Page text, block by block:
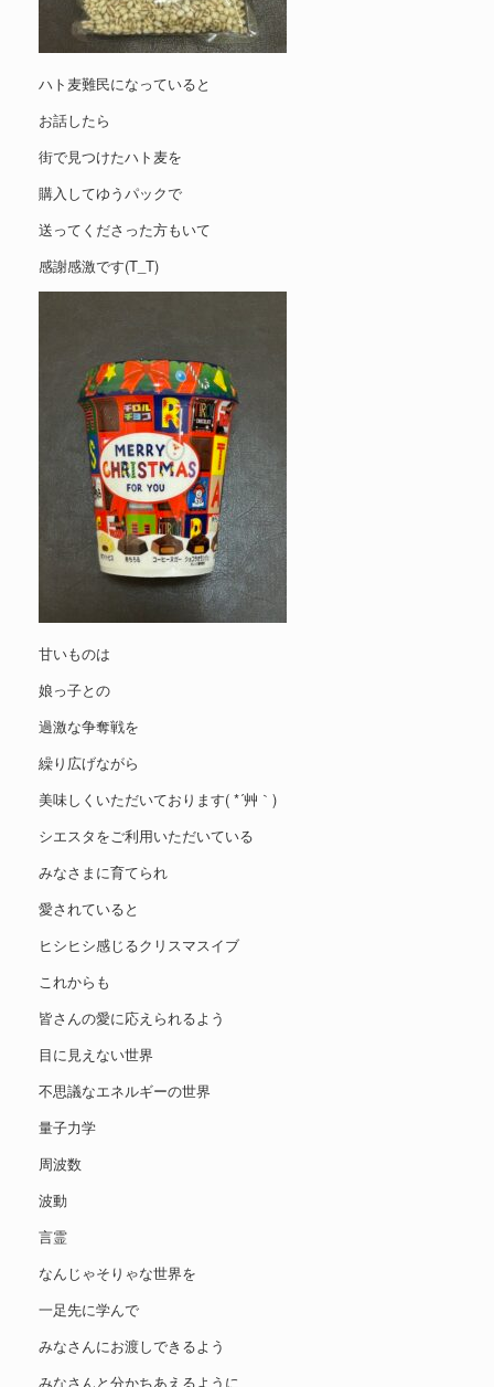
ハト麦難民になっていると
お話したら
街で見つけたハト麦を
購入してゆうパックで
送ってくださった方もいて
感謝感激です(T_T)
甘いものは
娘っ子との
過激な争奪戦を
繰り広げながら
美味しくいただいております( *´艸｀)
シエスタをご利用いただいている
みなさまに育てられ
愛されていると
ヒシヒシ感じるクリスマスイブ
これからも
皆さんの愛に応えられるよう
目に見えない世界
不思議なエネルギーの世界
量子力学
周波数
波動
言霊
なんじゃそりゃな世界を
一足先に学んで
みなさんにお渡しできるよう
みなさんと分かちあえるように